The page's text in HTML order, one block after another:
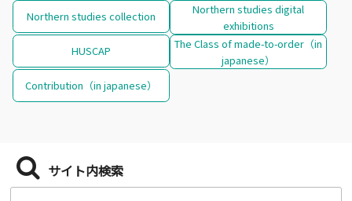
Northern studies collection
Northern studies digital
exhibitions
HUSCAP
The Class of made-to-order（in
japanese）
Contribution（in japanese）
サイト内検索